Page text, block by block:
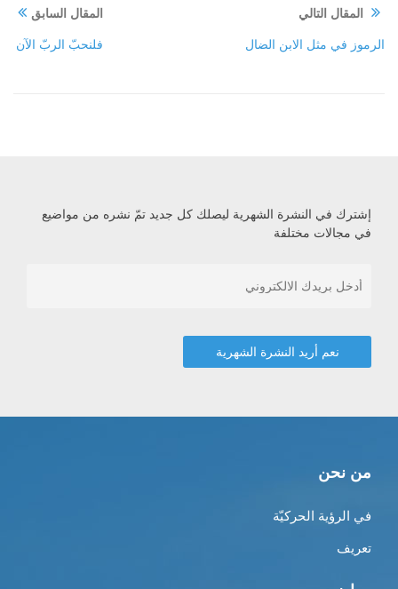
المقال السابق
فلنحبّ الربّ الآن
المقال التالي
الرموز في مثل الابن الضال
إشترك في النشرة الشهرية ليصلك كل جديد تمّ نشره من مواضيع
في مجالات مختلفة
من نحن
في الرؤية الحركيّة
تعريف